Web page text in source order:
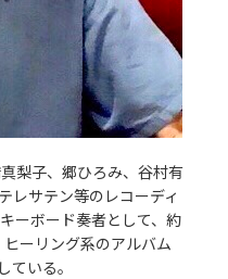
梨子、郷ひろみ、谷村有
レサテン等のレコーディ
ーボード奏者として、約
ーリング系のアルバム
いる。